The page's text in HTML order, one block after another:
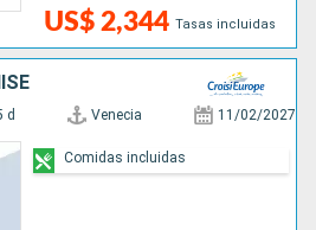
US$ 2,344 Tasas incluidas
d Venecia 11/02/2027
Comidas incluidas